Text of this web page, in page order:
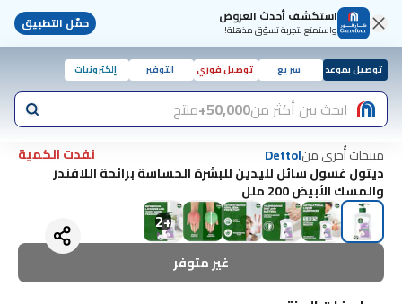
استكشف أحدث العروض
واستمتع بتجربة تسوّق مذهلة! حمّل التطبيق
توصيل بموعد سريع توصيل فوري التوفير إلكترونيات
ابحث بين أكثر من50,000+ منتج
منتجات أُخرى منDettol
نفدت الكمية
ديتول غسول سائل لليدين للبشرة الحساسة برائحة اللافندر
والمسك الأبيض 200 ملل
+
2
غير متوفر